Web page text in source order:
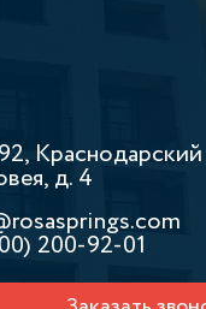
Краснодарский
д. 4
200-92-01